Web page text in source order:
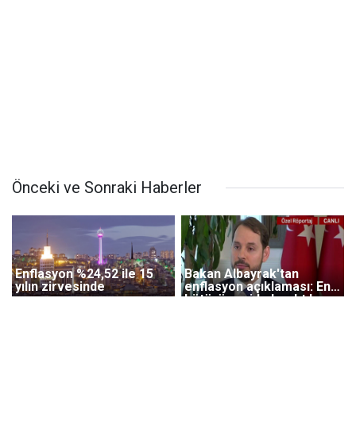
Önceki ve Sonraki Haberler
Enflasyon %24,52 ile 15
yılın zirvesinde
Bakan Albayrak'tan
enflasyon açıklaması: En
kötüyü geride bıraktık